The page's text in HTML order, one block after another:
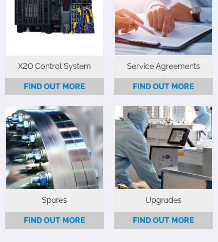
delivers a future proof,
flexible and reliable tool
with increased system
intellect.
X20 Control System
FIND OUT MORE
Sufficiency, Priority
Support and Production
Critical global service
agreement packages.
Service Agreements
FIND OUT MORE
Browse and order high-
quality OEM parts and
consumables for your
system.
Spares
FIND OUT MORE
Browse our range of
upgrades that can both
extend the life of your
system and improve
functionality.
Upgrades
FIND OUT MORE